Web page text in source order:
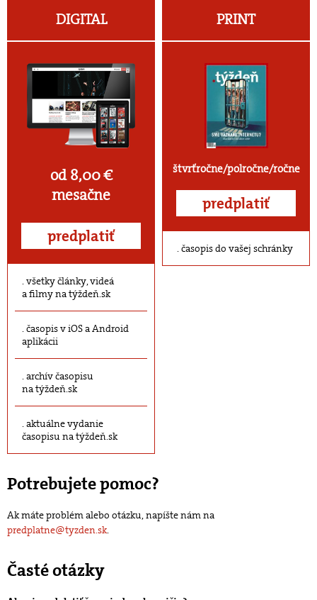
DIGITAL
od 8,00 €
mesačne
predplatiť
všetky články, videá
a filmy na týždeň.sk
časopis v iOS a Android
aplikácii
archív časopisu
na týždeň.sk
aktuálne vydanie
časopisu na týždeň.sk
PRINT
štvrťročne/polročne/ročne
predplatiť
časopis do vašej schránky
Potrebujete pomoc?
Ak máte problém alebo otázku, napíšte nám na
predplatne@tyzden.sk.
Časté otázky